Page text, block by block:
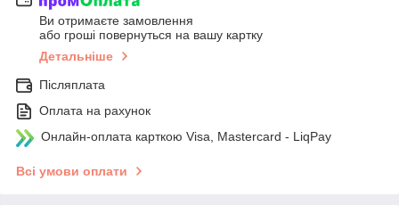
Ви отримаєте замовлення
або гроші повернуться на вашу картку
Детальніше
Післяплата
Оплата на рахунок
Онлайн-оплата карткою Visa, Mastercard - LiqPay
Всі умови оплати